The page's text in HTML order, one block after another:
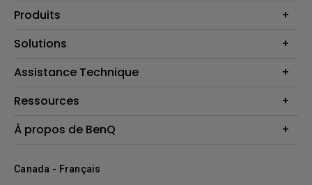
Produits
Vidéoprojecteurs
Éclairage
Haut-parleur
Solutions
Business Display
Assistance Technique
Contactez-nous
Recycling
Ressources
Centre de connaissances
À propos de BenQ
Développement durable
Canada - Français